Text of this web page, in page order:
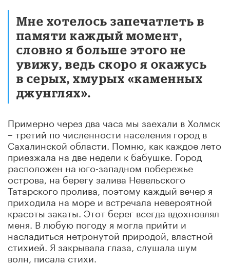
Мне хотелось запечатлеть в
памяти каждый момент,
словно я больше этого не
увижу, ведь скоро я окажусь
в серых, хмурых «каменных
джунглях».
Примерно через два часа мы заехали в Холмск
– третий по численности населения город в
Сахалинской области. Помню, как каждое лето
приезжала на две недели к бабушке. Город
расположен на юго-западном побережье
острова, на берегу залива Невельского
Татарского пролива, поэтому каждый вечер я
приходила на море и встречала невероятной
красоты закаты. Этот берег всегда вдохновлял
меня. В любую погоду я могла прийти и
насладиться нетронутой природой, властной
стихией. Я закрывала глаза, слушала шум
волн, писала стихи.